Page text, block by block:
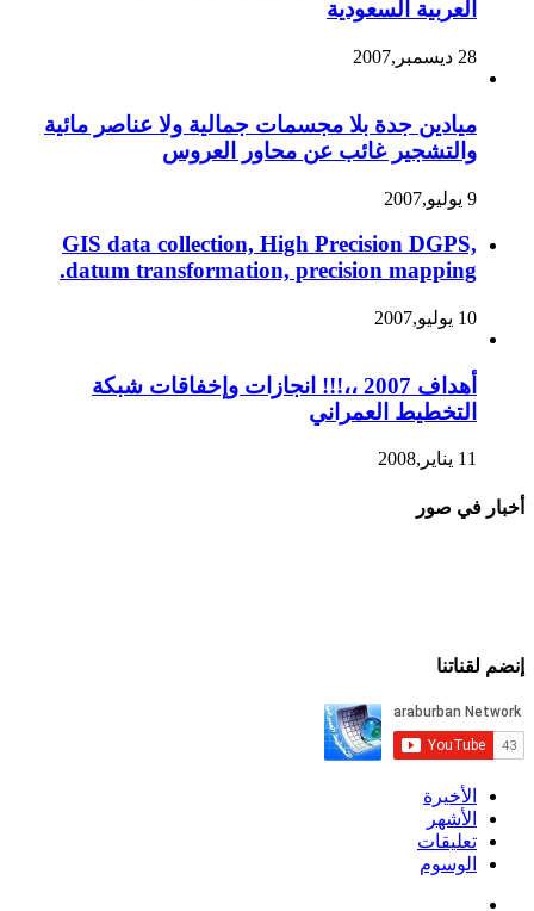
العربية السعودية
28 ديسمبر,2007
ميادين جدة بلا مجسمات جمالية ولا عناصر مائية
والتشجير غائب عن محاور العروس
9 يوليو,2007
GIS data collection, High Precision DGPS,
datum transformation, precision mapping.
10 يوليو,2007
أهداف 2007 ،،!!! انجازات وإخفاقات شبكة
التخطيط العمراني
11 يناير,2008
أخبار في صور
إنضم لقناتنا
الأخيرة
الأشهر
تعليقات
الوسوم